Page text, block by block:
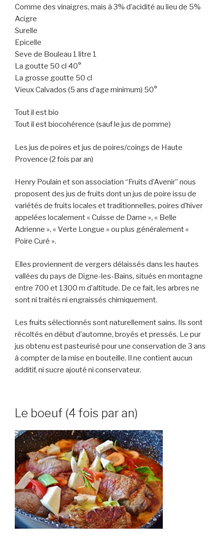
Comme des vinaigres, mais à 3% d’acidité au lieu de 5%
Acigre
Surelle
Epicelle
Seve de Bouleau 1 litre 1
La goutte 50 cl 40°
La grosse goutte 50 cl
Vieux Calvados (5 ans d’age minimum) 50°
Tout il est bio
Tout il est biocohérence (sauf le jus de pomme)
Les jus de poires et jus de poires/coings de Haute
Provence (2 fois par an)
Henry Poulain et son association “Fruits d’Avenir” nous
proposent des jus de fruits dont un jus de poire issu de
variétés de fruits locales et traditionnelles, poires d’hiver
appelées localement « Cuisse de Dame », « Belle
Adrienne », « Verte Longue » ou plus généralement «
Poire Curé ».
Elles proviennent de vergers délaissés dans les hautes
vallées du pays de Digne-les-Bains, situés en montagne
entre 700 et 1300 m d’altitude. De ce fait, les arbres ne
sont ni traités ni engraissés chimiquement.
Les fruits sélectionnés sont naturellement sains. Ils sont
récoltés en début d’automne, broyés et pressés. Le pur
jus obtenu est pasteurisé pour une conservation de 3 ans
à compter de la mise en bouteille. Il ne contient aucun
additif, ni sucre ajouté ni conservateur.
Le boeuf (4 fois par an)